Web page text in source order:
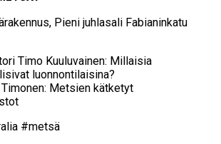
Pie­ni juh­la­sa­li Fa­bia­nin­ka­tu
Timo Kuuluvainen: Millaisia
luonnontilaisina?
Metsien kätketyt
#metsä